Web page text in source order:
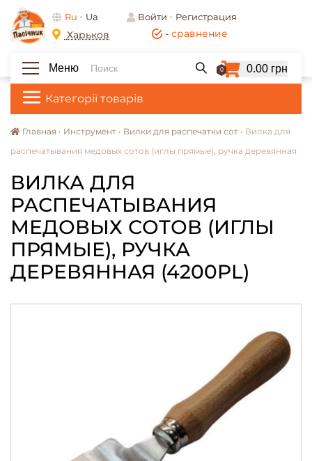
-сравнение
Ru Ua Войти Регистрация
Харьков
Категорії товарів
Меню 0 0.00 грн
Главная • Инструмент • Вилки для распечатки сот • Вилка для
распечатывания медовых сотов (иглы прямые), ручка деревянная
ВИЛКА ДЛЯ
РАСПЕЧАТЫВАНИЯ
МЕДОВЫХ СОТОВ (ИГЛЫ
ПРЯМЫЕ), РУЧКА
ДЕРЕВЯННАЯ (4200PL)